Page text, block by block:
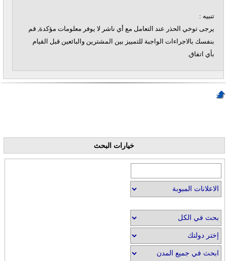
تنبيه :
يرجى توخي الحذر عند التعامل مع أي ناشر لا يوفر معلومات مؤكدة, قم
بنفسك بالاجراءات الواجبة للتمييز بين المشترين والبائعين قبل القيام
بأي اتفاق.
خيارات البحث